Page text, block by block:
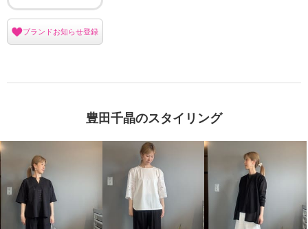
ブランドお知らせ登録
豊田千晶のスタイリング